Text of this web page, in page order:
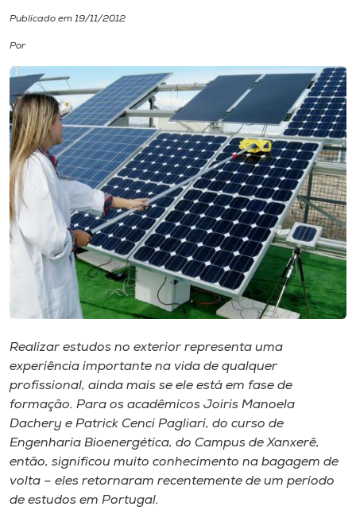
Biblioteca
Editora
Rádio
Museu
Unoesc
Store
Selecione
o idioma
A+
A-
Publicado em 19/11/2012
Por
Realizar estudos no exterior representa uma
experiência importante na vida de qualquer
profissional, ainda mais se ele está em fase de
formação. Para os acadêmicos Joiris Manoela
Dachery e Patrick Cenci Pagliari, do curso de
Engenharia Bioenergética, do Campus de Xanxerê,
então, significou muito conhecimento na bagagem de
volta – eles retornaram recentemente de um período
de estudos em Portugal.